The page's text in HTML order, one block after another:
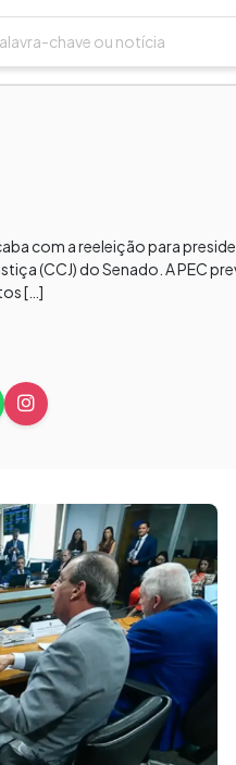
com a reeleição para
(CCJ) do Senado. A PEC
[…]